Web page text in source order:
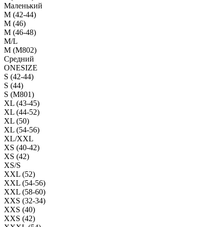
Маленький
М (42-44)
M (46)
M (46-48)
M/L
M (M802)
Средний
ONESIZE
S (42-44)
S (44)
S (M801)
XL (43-45)
XL (44-52)
XL (50)
XL (54-56)
XL/XXL
XS (40-42)
XS (42)
XS/S
XXL (52)
XXL (54-56)
XXL (58-60)
XXS (32-34)
XXS (40)
XXS (42)